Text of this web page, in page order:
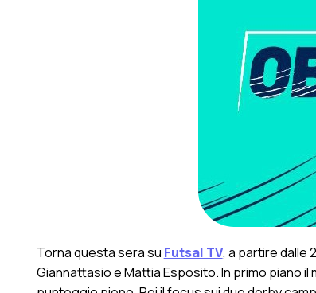
Torna questa sera su Futsal TV, a partire dalle
Giannattasio e Mattia Esposito. In primo piano il